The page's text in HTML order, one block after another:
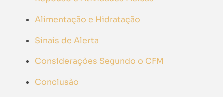
Alimentação e Hidratação
Sinais de Alerta
Considerações Segundo o CFM
Conclusão